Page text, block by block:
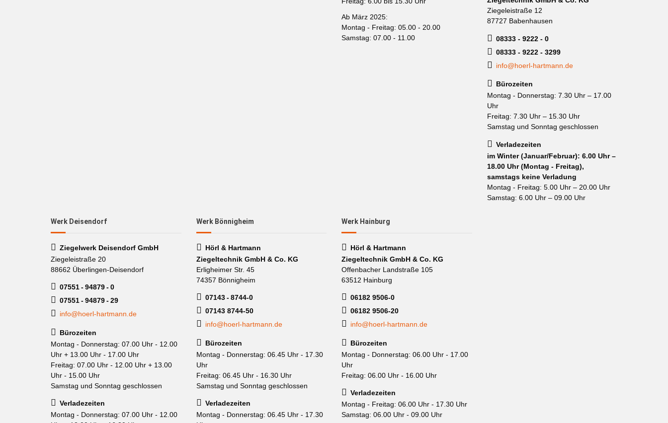
Ab März 2025:
Montag - Freitag: 05.00 - 20.00
Samstag: 07.00 - 11.00
Ziegeleistraße 12
87727 Babenhausen
08333 - 9222 - 0
08333 - 9222 - 3299
info@hoerl-hartmann.de
Bürozeiten
Montag - Donnerstag: 7.30 Uhr – 17.00
Uhr
Freitag: 7.30 Uhr – 15.30 Uhr
Samstag und Sonntag geschlossen
Verladezeiten
im Winter (Januar/Februar): 6.00 Uhr –
18.00 Uhr (Montag - Freitag),
samstags keine Verladung
Montag - Freitag: 5.00 Uhr – 20.00 Uhr
Samstag: 6.00 Uhr – 09.00 Uhr
Werk Deisendorf
Ziegelwerk Deisendorf GmbH
Ziegeleistraße 20
88662 Überlingen-Deisendorf
07551 - 94879 - 0
07551 - 94879 - 29
info@hoerl-hartmann.de
Bürozeiten
Montag - Donnerstag: 07.00 Uhr - 12.00
Uhr + 13.00 Uhr - 17.00 Uhr
Freitag: 07.00 Uhr - 12.00 Uhr + 13.00
Uhr - 15.00 Uhr
Samstag und Sonntag geschlossen
Verladezeiten
Montag - Donnerstag: 07.00 Uhr - 12.00
Werk Bönnigheim
Hörl & Hartmann
Ziegeltechnik GmbH & Co. KG
Erligheimer Str. 45
74357 Bönnigheim
07143 - 8744-0
07143 8744-50
info@hoerl-hartmann.de
Bürozeiten
Montag - Donnerstag: 06.45 Uhr - 17.30
Uhr
Freitag: 06.45 Uhr - 16.30 Uhr
Samstag und Sonntag geschlossen
Verladezeiten
Montag - Donnerstag: 06.45 Uhr - 17.30
Werk Hainburg
Hörl & Hartmann
Ziegeltechnik GmbH & Co. KG
Offenbacher Landstraße 105
63512 Hainburg
06182 9506-0
06182 9506-20
info@hoerl-hartmann.de
Bürozeiten
Montag - Donnerstag: 06.00 Uhr - 17.00
Uhr
Freitag: 06.00 Uhr - 16.00 Uhr
Verladezeiten
Montag - Freitag: 06.00 Uhr - 17.30 Uhr
Samstag: 06.00 Uhr - 09.00 Uhr